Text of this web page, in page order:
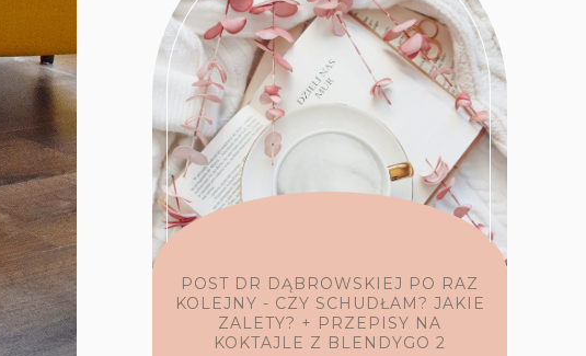
POST DR DĄBROWSKIEJ PO RAZ
KOLEJNY - CZY SCHUDŁAM? JAKIE
ZALETY? + PRZEPISY NA
KOKTAJLE Z BLENDYGO 2